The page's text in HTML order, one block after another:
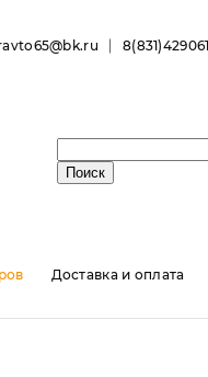
Доставка и оплата